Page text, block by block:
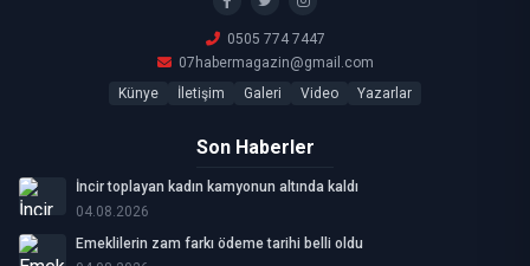
0505 774 7447
07habermagazin@gmail.com
Künye
İletişim Galeri Video Yazarlar
Son Haberler
İncir toplayan kadın kamyonun altında kaldı
04.08.2026
Emeklilerin zam farkı ödeme tarihi belli oldu